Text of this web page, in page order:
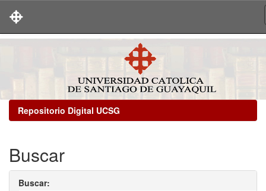
Repositorio Digital UCSG
Buscar
Buscar: